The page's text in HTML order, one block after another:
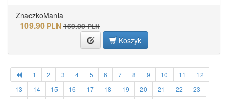
ZnaczkoMania
109.90 PLN 169.00 PLN
Koszyk
1 2 3 4 5 6 7 8 9 10 11
12
13
14 15 16 17 18 19 20 21 22
23